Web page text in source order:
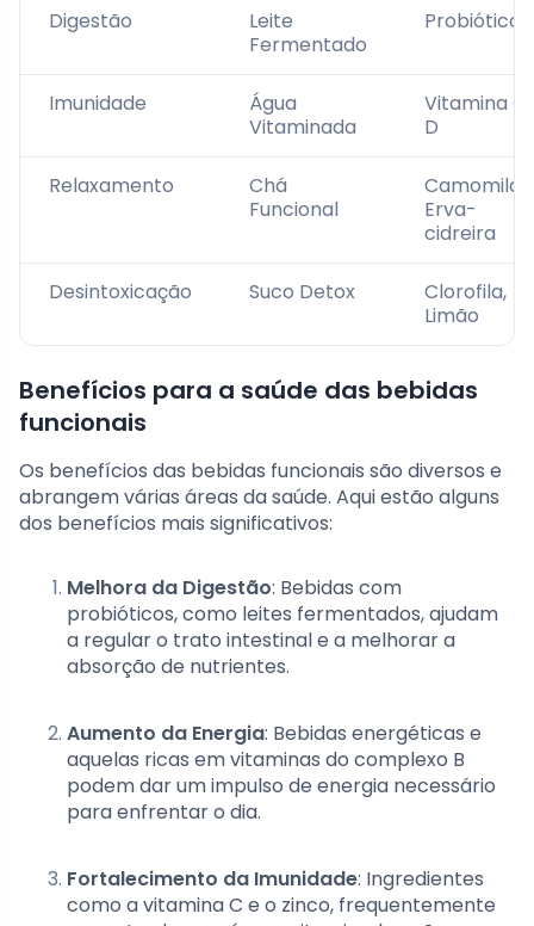
Digestão
Leite
Fermentado
Probióticos
Imunidade
Água
Vitaminada
Vitamina C,
D
Relaxamento
Chá
Funcional
Camomila,
Erva-
cidreira
Desintoxicação Suco Detox
Clorofila,
Limão
Benefícios para a saúde das bebidas
funcionais
Os benefícios das bebidas funcionais são diversos e
abrangem várias áreas da saúde. Aqui estão alguns
dos benefícios mais significativos:
Melhora da Digestão: Bebidas com
probióticos, como leites fermentados, ajudam
a regular o trato intestinal e a melhorar a
absorção de nutrientes.
Aumento da Energia: Bebidas energéticas e
aquelas ricas em vitaminas do complexo B
podem dar um impulso de energia necessário
para enfrentar o dia.
Fortalecimento da Imunidade: Ingredientes
como a vitamina C e o zinco, frequentemente